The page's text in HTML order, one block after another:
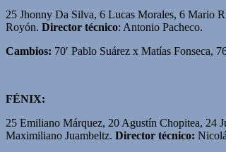
25 Jhonny Da Silva, 6 Lucas Morales, 6 Mario
Royón. Director técnico: Antonio Pacheco.
Cambios: 70′ Pablo Suárez x Matías Fonseca,
FÉNIX:
25 Emiliano Márquez, 20 Agustín Chopitea, 24
Maximiliano Juambeltz. Director técnico: